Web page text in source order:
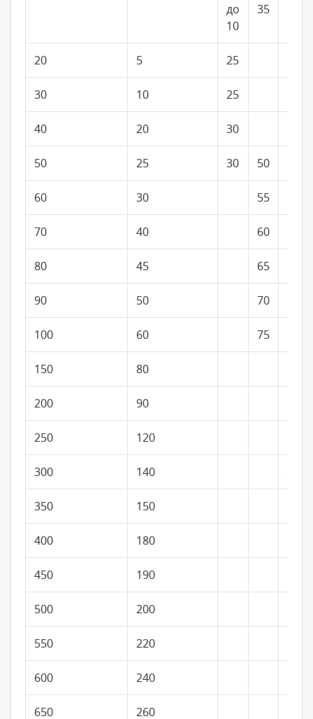
до
10
35
20 5 25
30 10 25
40 20 30
50 25 30 50
60 30 55
70 40 60
80 45 65
90 50 70
100 60 75
150 80
200 90
250 120
300 140 215
350 150
400 180
450 190
500 200
550 220
600 240
650 260